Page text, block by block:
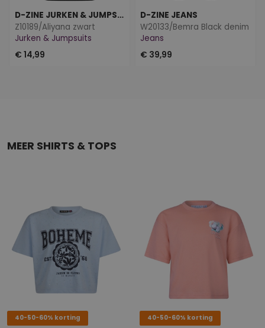
D-ZINE JURKEN & JUMPSUITS
Z10189/Aliyana zwart
Jurken & Jumpsuits
€ 14,99
D-ZINE JEANS
W20133/Bemra Black denim
Jeans
€ 39,99
MEER SHIRTS & TOPS
40-50-60% korting 40-50-60% korting